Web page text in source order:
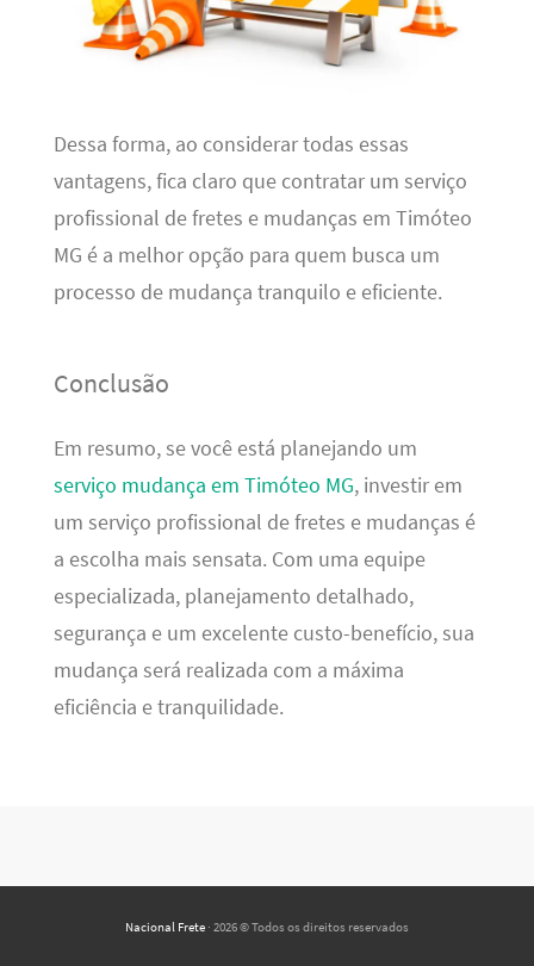
Dessa forma, ao considerar todas essas
vantagens, fica claro que contratar um serviço
profissional de fretes e mudanças em Timóteo
MG é a melhor opção para quem busca um
processo de mudança tranquilo e eficiente.
Conclusão
Em resumo, se você está planejando um
serviço mudança em Timóteo MG, investir em
um serviço profissional de fretes e mudanças é
a escolha mais sensata. Com uma equipe
especializada, planejamento detalhado,
segurança e um excelente custo-benefício, sua
mudança será realizada com a máxima
eficiência e tranquilidade.
Nacional Frete · 2026 © Todos os direitos reservados